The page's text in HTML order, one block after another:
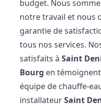
budget. Nous
notre travail et nous
garantie de
tous nos services.
satisfaits àSaint
Bourg en
équipe de chauffe-
installateurSaint